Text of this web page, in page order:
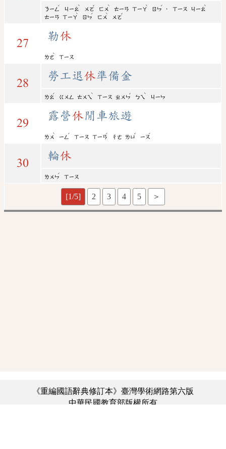
ㄋㄧㄥ
ˊ
ㄐㄧㄠ
ˋ
ㄨㄛ
ˇ
ㄈㄨ
ˋ
ㄊㄧㄢ ㄒㄧㄚ
ˋ
ㄖㄣ
ˊ
， ㄒㄧㄡ ㄐㄧㄠ
ˋ
ㄊㄧㄢ ㄒㄧㄚ
ˋ
ㄖㄣ
ˊ
ㄈㄨ
ˋ
ㄨㄛ
ˇ
27
勒休
ㄌㄜ
ˋ
ㄒㄧㄡ
28
勞工退 休準備金
ㄌㄠ
ˊ
ㄍㄨㄥ ㄊㄨㄟ
ˋ
ㄒㄧㄡ ㄓㄨㄣ
ˇ
ㄅㄟ
ˋ
ㄐㄧㄣ
29
露營休閒車旅遊
ㄌㄨ
ˋ
ㄧㄥ
ˊ
ㄒㄧㄡ ㄒㄧㄢ
ˊ
ㄔㄜ ㄌㄩ
ˇ
ㄧㄡ
ˊ
30
輪休
ㄌㄨㄣ
ˊ
ㄒㄧㄡ
[1/5] 2 3 4 5 ＞
《重編國語辭典修訂本》臺灣學術網路第六版
中華民國教育部版權所有